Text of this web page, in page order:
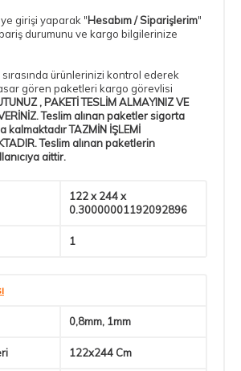
girişi yaparak "Hesabım / Siparişlerim"
durumunu ve kargo bilgilerinize
sırasında ürünlerinizi kontrol ederek
gören paketleri kargo görevlisi
, PAKETİ TESLİM ALMAYINIZ VE
Teslim alınan paketler sigorta
kalmaktadır TAZMİN İŞLEMİ
Teslim alınan paketlerin
aittir.
122 x 244 x
0.30000001192092896
1
0,8mm, 1mm
122x244 Cm